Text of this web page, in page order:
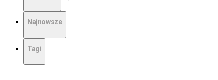
Najnowsze
Tagi